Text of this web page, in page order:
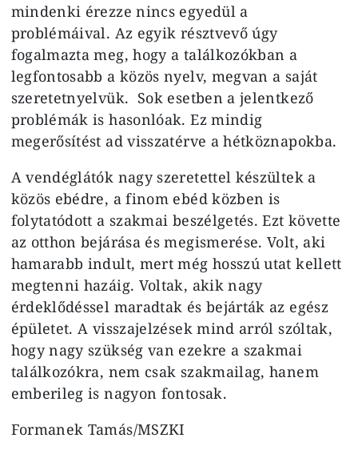
mindenki érezze nincs egyedül a
problémáival. Az egyik résztvevő úgy
fogalmazta meg, hogy a találkozókban a
legfontosabb a közös nyelv, megvan a saját
szeretetnyelvük. Sok esetben a jelentkező
problémák is hasonlóak. Ez mindig
megerősítést ad visszatérve a hétköznapokba.
A vendéglátók nagy szeretettel készültek a
közös ebédre, a finom ebéd közben is
folytatódott a szakmai beszélgetés. Ezt követte
az otthon bejárása és megismerése. Volt, aki
hamarabb indult, mert még hosszú utat kellett
megtenni hazáig. Voltak, akik nagy
érdeklődéssel maradtak és bejárták az egész
épületet. A visszajelzések mind arról szóltak,
hogy nagy szükség van ezekre a szakmai
találkozókra, nem csak szakmailag, hanem
emberileg is nagyon fontosak.
Formanek Tamás/MSZKI